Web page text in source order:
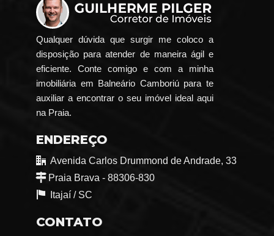
Qualquer dúvida que surgir me coloco a
disposição para atender de maneira ágil e
eficiente. Conte comigo e com a minha
imobiliária em Balneário Camboriú para te
auxiliar a encontrar o seu imóvel ideal aqui
na Praia.
ENDEREÇO
Avenida Carlos Drummond de Andrade, 33
Praia Brava - 88306-830
Itajaí / SC
CONTATO